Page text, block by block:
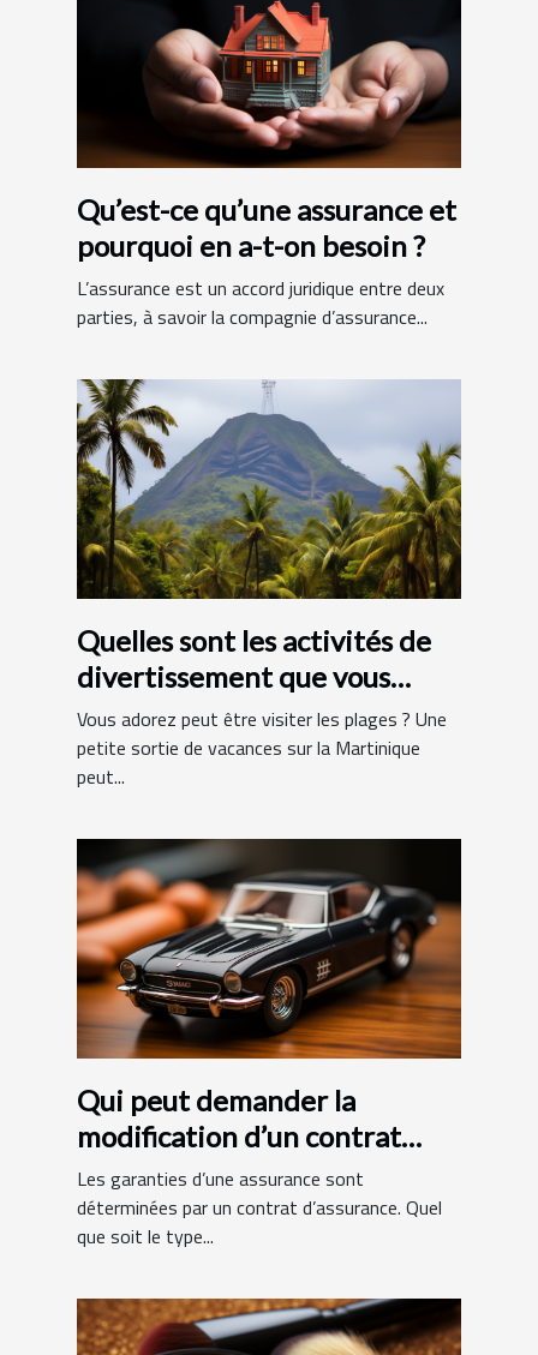
Qu’est-ce qu’une assurance et
pourquoi en a-t-on besoin ?
L’assurance est un accord juridique entre deux
parties, à savoir la compagnie d’assurance...
Quelles sont les activités de
divertissement que vous
pouvez faire en Martinique ?
Vous adorez peut être visiter les plages ? Une
petite sortie de vacances sur la Martinique
peut...
Qui peut demander la
modification d’un contrat
d’assurance ?
Les garanties d’une assurance sont
déterminées par un contrat d’assurance. Quel
que soit le type...